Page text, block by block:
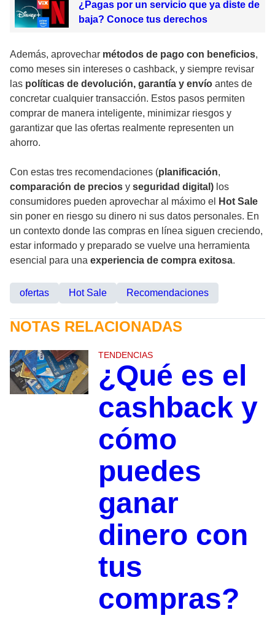
¿Pagas por un servicio que ya diste de
baja? Conoce tus derechos
Además, aprovechar métodos de pago con beneficios,
como meses sin intereses o cashback, y siempre revisar
las políticas de devolución, garantía y envío antes de
concretar cualquier transacción. Estos pasos permiten
comprar de manera inteligente, minimizar riesgos y
garantizar que las ofertas realmente representen un
ahorro.
Con estas tres recomendaciones (planificación,
comparación de precios y seguridad digital) los
consumidores pueden aprovechar al máximo el
Hot Sale
sin poner en riesgo su dinero ni sus datos personales. En
un contexto donde las compras en línea siguen creciendo,
estar informado y preparado se vuelve una herramienta
esencial para una experiencia de compra exitosa.
ofertas Hot Sale Recomendaciones
NOTAS RELACIONADAS
TENDENCIAS
¿Qué es el
cashback y
cómo
puedes
ganar
dinero con
tus
compras?